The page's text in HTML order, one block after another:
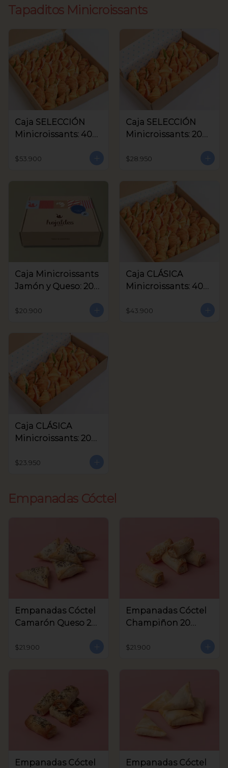
Tapaditos Minicroissants
Caja SELECCIÓN
Minicroissants: 40
$53.900
Caja SELECCIÓN
Minicroissants: 20
$28.950
Caja Minicroissants
Jamón y Queso: 20
$20.900
Caja CLÁSICA
Minicroissants: 40
$43.900
Caja CLÁSICA
Minicroissants: 20
$23.950
Empanadas Cóctel
Empanadas Cóctel
Camarón Queso 20
$21.900
Empanadas Cóctel
Champiñon 20
$21.900
Empanadas Cóctel
Empanadas Cóctel